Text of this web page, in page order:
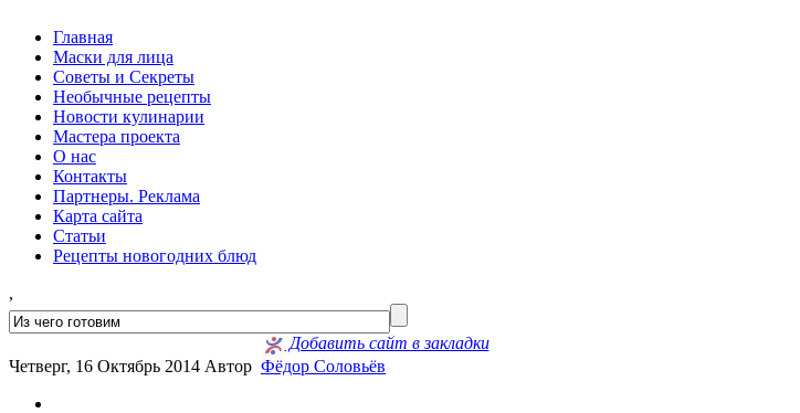
Главная
Маски для лица
Советы и Секреты
Необычные рецепты
Новости кулинарии
Мастера проекта
О нас
Контакты
Партнеры. Реклама
Карта сайта
Статьи
Рецепты новогодних блюд
,
Добавить сайт в закладки
Четверг, 16 Октябрь 2014 Автор Фёдор Соловьёв